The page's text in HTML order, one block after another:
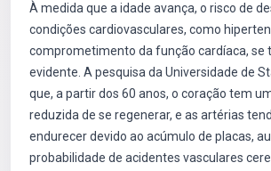
À medida que a idade avança, o risco de
condições cardiovasculares, como
comprometimento da função cardíaca, se
evidente. A pesquisa da Universidade de
que, a partir dos 60 anos, o coração tem
reduzida de se regenerar, e as artérias
endurecer devido ao acúmulo de placas,
probabilidade de acidentes vasculares